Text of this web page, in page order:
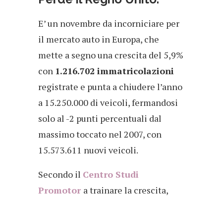
E’ un novembre da incorniciare per
il mercato auto in Europa, che
mette a segno una crescita del 5,9%
con 1.216.702 immatricolazioni
registrate e punta a chiudere l’anno
a 15.250.000 di veicoli, fermandosi
solo al -2 punti percentuali dal
massimo toccato nel 2007, con
15.573.611 nuovi veicoli.
Secondo il Centro Studi
Promotor a trainare la crescita,